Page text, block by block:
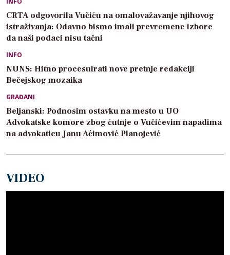
CRTA odgovorila Vučiću na omalovažavanje njihovog
istraživanja: Odavno bismo imali prevremene izbore
da naši podaci nisu tačni
INFO
NUNS: Hitno procesuirati nove pretnje redakciji
Bečejskog mozaika
GRAĐANI
Beljanski: Podnosim ostavku na mesto u UO
Advokatske komore zbog ćutnje o Vučićevim napadima
na advokaticu Janu Aćimović Planojević
VIDEO